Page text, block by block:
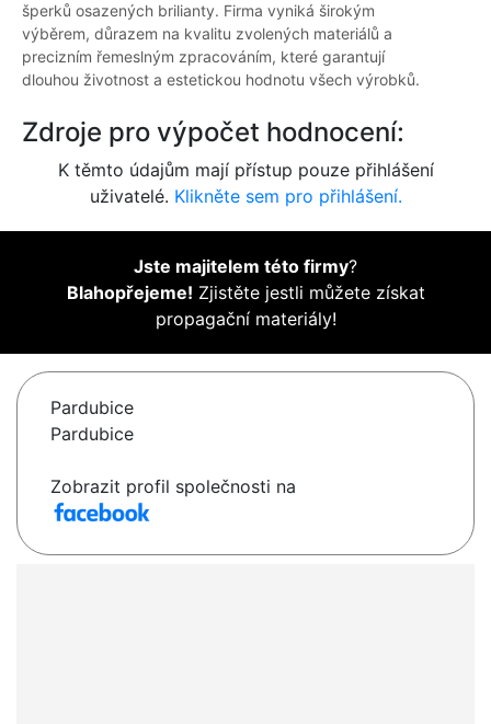
šperků osazených brilianty. Firma vyniká širokým
výběrem, důrazem na kvalitu zvolených materiálů a
precizním řemeslným zpracováním, které garantují
dlouhou životnost a estetickou hodnotu všech výrobků.
Zdroje pro výpočet hodnocení:
K těmto údajům mají přístup pouze přihlášení
uživatelé. Klikněte sem pro přihlášení.
Jste majitelem této firmy?
Blahopřejeme! Zjistěte jestli můžete získat
propagační materiály!
Pardubice
Pardubice
Zobrazit profil společnosti na